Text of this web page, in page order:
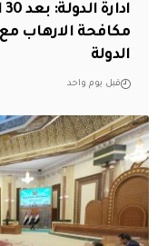
مكافحة الارهاب
الدولة
قبل يوم واحد